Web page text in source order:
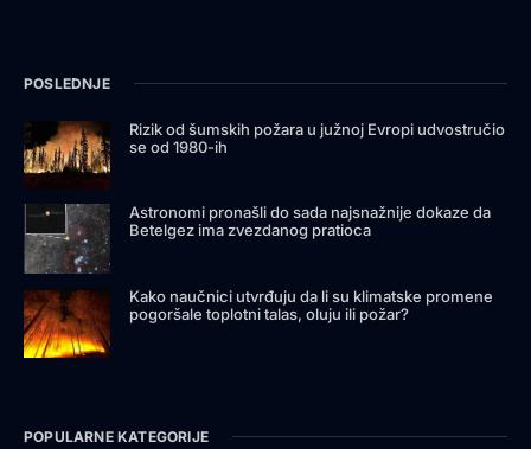
POSLEDNJE
Rizik od šumskih požara u južnoj Evropi udvostručio
se od 1980-ih
Astronomi pronašli do sada najsnažnije dokaze da
Betelgez ima zvezdanog pratioca
Kako naučnici utvrđuju da li su klimatske promene
pogoršale toplotni talas, oluju ili požar?
POPULARNE KATEGORIJE